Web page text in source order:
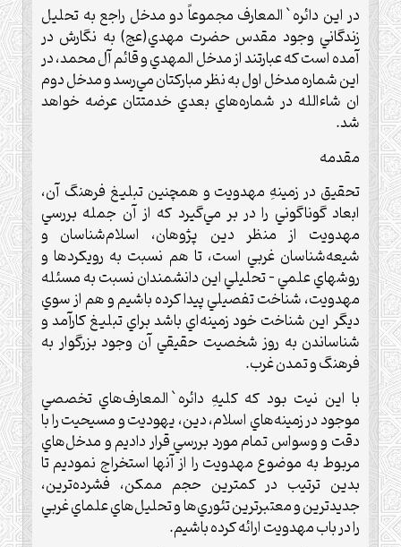
در اين دائره`‌المعارف مجموعاً دو مدخل راجع به تحليل
زندگاني وجود مقدس حضرت مهدي(عج) به نگارش در
آمده است كه عبارتند از مدخل المهدي و قائم آل محمد، در
اين شماره مدخل اول به نظر مباركتان مي‌رسد و مدخل دوم
ان شاءالله در شماره‌هاي بعدي خدمتتان عرضه خواهد
شد.
مقدمه‌
تحقيق در زمينهِ مهدويت و همچنين تبليغ فرهنگ آن،
ابعاد گوناگوني را در بر مي‌گيرد كه از آن جمله بررسي
مهدويت از منظر دين پژوهان، اسلام‌شناسان و
شيعه‌شناسان غربي است، تا هم نسبت به رويكردها و
روشهاي علمي – تحليلي اين دانشمندان نسبت به مسئله
مهدويت، شناخت تفصيلي پيدا كرده باشيم و هم از سوي
ديگر اين شناخت خود زمينه‌اي باشد براي تبليغ كارآمد و
شناساندن به روز شخصيت حقيقي آن وجود بزرگوار به
فرهنگ و تمدن غرب.
با اين نيت بود كه كليهِ دائره`‌المعارف‌هاي تخصصي
موجود در زمينه‌هاي اسلام، دين، يهوديت و مسيحيت را با
دقت و وسواس تمام مورد بررسي قرار داديم و مدخل‌هاي
مربوط به موضوع مهدويت را از آنها استخراج نموديم تا
بدين ترتيب در كمترين حجم ممكن، فشرده‌ترين،
جديدترين و معتبرترين تئوري‌ها و تحليل‌هاي علماي غربي
را در باب مهدويت ارائه كرده باشيم.